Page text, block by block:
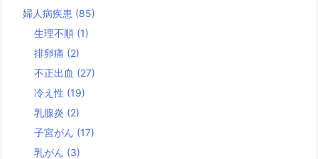
婦人病疾患 (85)
生理不順 (1)
排卵痛 (2)
不正出血 (27)
冷え性 (19)
乳腺炎 (2)
子宮がん (17)
乳がん (3)